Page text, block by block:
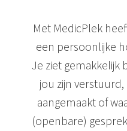
Met MedicPlek
een persoonlijke
Je ziet gemakkelijk
jou zijn
aangemaakt of
(openbare)